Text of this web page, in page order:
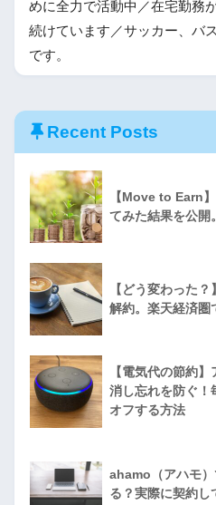
めに全力で活動中／在宅勤務
続けています／サッカー、バ
です。
Recent Posts
【Move to Earn
てみた結果を公開
【どう変わった
解約。楽天経済圏
【電気代の節約
消し忘れを防ぐ！
オフする方法
ahamo（アハモ）
る？実際に契約し